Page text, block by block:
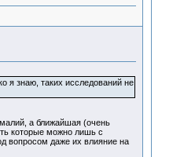
я знаю, таких исследований не
а ближайшая (очень
которые можно лишь с
вопросом даже их влияние на